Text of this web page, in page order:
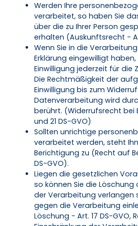
Werden Ihre
verarbeitet, so haben Sie
über die zu Ihrer Person
erhalten (Auskunftsrecht -
Wenn Sie in die
Erklärung eingewilligt haben,
Einwilligung jederzeit für die
Die Rechtmäßigkeit der
Einwilligung bis zum
Datenverarbeitung wird
berührt. (Widerrufsrecht bei
und 21 DS-GVO)
Sollten unrichtige
verarbeitet werden, steht
Berichtigung zu (Recht auf
DS-GVO).
Liegen die gesetzlichen
so können Sie die Löschung
der Verarbeitung verlangen
gegen die Verarbeitung
Löschung - Art. 17 DS-GVO,